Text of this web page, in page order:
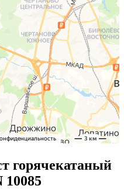
горячекатаный
10085